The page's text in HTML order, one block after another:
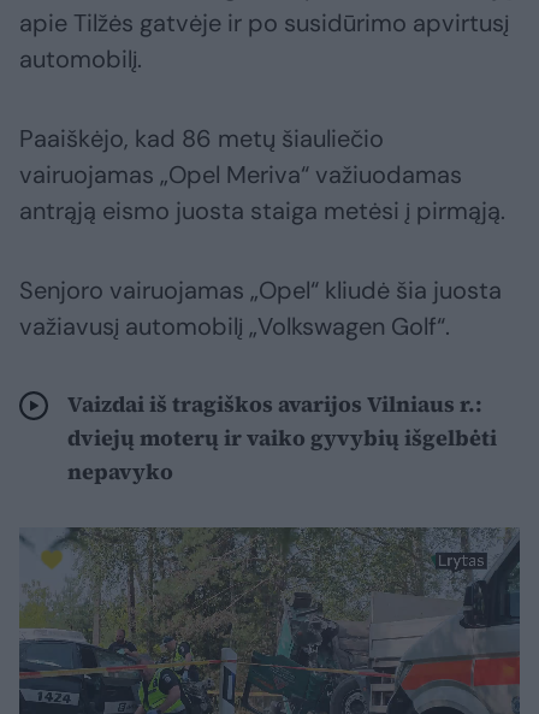
apie Tilžės gatvėje ir po susidūrimo apvirtusį
automobilį.
Paaiškėjo, kad 86 metų šiauliečio
vairuojamas „Opel Meriva“ važiuodamas
antrąją eismo juosta staiga metėsi į pirmąją.
Senjoro vairuojamas „Opel“ kliudė šia juosta
važiavusį automobilį „Volkswagen Golf“.
Vaizdai iš tragiškos avarijos Vilniaus r.:
dviejų moterų ir vaiko gyvybių išgelbėti
nepavyko